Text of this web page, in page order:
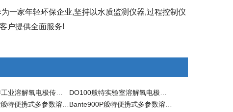
一家年轻环保企业,坚持以水质监测仪器,过程控制仪
户提供全面服务!